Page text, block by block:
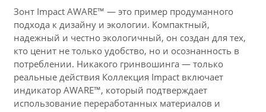
Зонт Impact AWARE™ — это пример продуманного
подхода к дизайну и экологии. Компактный,
надежный и честно экологичный, он создан для тех,
кто ценит не только удобство, но и осознанность в
потреблении. Никакого гринвошинга — только
реальные действия Коллекция Impact включает
индикатор AWARE™, который подтверждает
использование переработанных материалов и